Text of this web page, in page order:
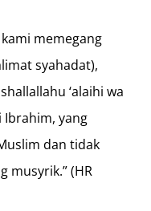
memegang
syahadat),
‘alaihi wa
Ibrahim, yang
dan tidak
musyrik.” (HR